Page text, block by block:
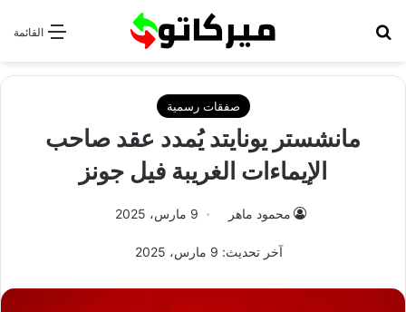
القائمة
صفقات رسمية
مانشستر يونايتد يُمدد عقد صاحب
الإيماءات الغريبة فيل جونز
محمود ماهر 9 مارس، 2025
آخر تحديث: 9 مارس، 2025